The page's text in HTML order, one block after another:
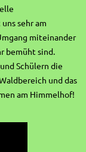
sehr am
miteinander
bemüht sind.
Schülern die
und das
am Himmelhof!